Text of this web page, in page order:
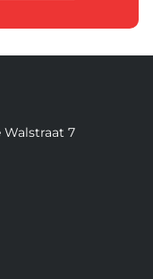
Walstraat 7